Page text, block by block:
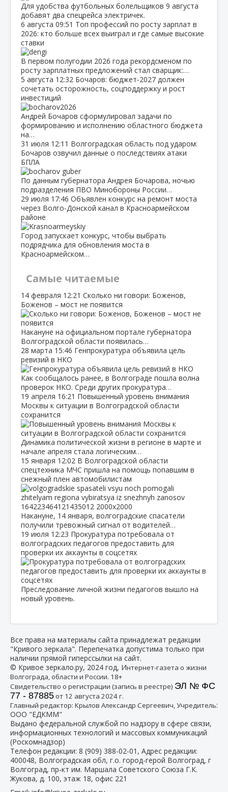
Для удобства футбольных болельщиков 9 августа
добавят два спецрейса электричек.
6 августа 09:51 Топ профессий по росту зарплат в
2026: кто больше всех выиграл и где самые высокие
ставки
В первом полугодии 2026 года рекордсменом по
росту зарплатных предложений стал сварщик:…
5 августа 12:32 Бочаров: бюджет‑2027 должен
сочетать осторожность, соцподдержку и рост
инвестиций
Андрей Бочаров сформулировал задачи по
формированию и исполнению областного бюджета
на…
31 июля 12:11 Волгоградская область под ударом:
Бочаров озвучил данные о последствиях атаки
БПЛА
По данным губернатора Андрея Бочарова, ночью
подразделения ПВО Минобороны России…
29 июля 17:46 Объявлен конкурс на ремонт моста
через Волго‑Донской канал в Красноармейском
районе
Город запускает конкурс, чтобы выбрать
подрядчика для обновления моста в
Красноармейском…
Самые читаемые
14 февраля 12:21 Сколько ни говори: Боженов,
Боженов – мост не появится
Накануне на официальном портале губернатора
Волгоградской области появилась…
28 марта 15:46 Генпрокуратура объявила цель
ревизий в НКО
Как сообщалось ранее, в Волгограде пошла волна
проверок НКО. Среди других прокуратура…
19 апреля 16:21 Повышенный уровень внимания
Москвы к ситуации в Волгоградской области
сохранится
Динамика политической жизни в регионе в марте и
начале апреля стала логическим…
15 января 12:02 В Волгоградской области
спецтехника МЧС пришла на помощь попавшим в
снежный плен автомобилистам
Накануне, 14 января, волгоградские спасатели
получили тревожный сигнал от водителей…
19 июля 12:23 Прокуратура потребовала от
волгоградских педагогов предоставить для
проверки их аккаунты в соцсетях
Преследование личной жизни педагогов вышло на
новый уровень.
Все права на материалы сайта принадлежат редакции
"Кривого зеркала". Перепечатка допустима только при
наличии прямой гиперссылки на сайт.
© Кривое зеркало.ру, 2024 год, Интернет-газета о жизни
Волгограда, области и России. 18+
Свидетельство о регистрации (запись в реестре) ЭЛ № ФС
77 - 87885от 12 августа 2024 г.
Главный редактор: Крылов Александр Сергеевич, Учредитель:
ООО "ЕДКММ"
Выдано федеральной службой по надзору в сфере связи,
информационных технологий и массовых коммуникаций
(Роскомнадзор)
Телефон редакции: 8 (909) 388-02-01 , Адрес редакции:
400048, Волгоградская обл, г.о. город-герой Волгоград, г
Волгоград, пр-кт им. Маршала Советского Союза Г.К.
Жукова, д. 100, этаж 18, офис 221